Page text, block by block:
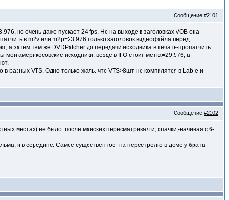
Сообщение #2101
но очень даже пускает 24 fps. Но на выходе в заголовках VOB она
в m2v или m2p=23.976 только заголовок видеофайла перед
а затем тем же DVDPatcher до передачи исходника в печать-пропатчить
америкосовские исходники: везде в IFO стоит метка=29.976, а
разных VTS. Одно только жаль, что VTS>8шт-не компилятся в Lab-е и
Сообщение #2102
местах) не было. после майских пересматривал и, опачки,-начиная с 6-
и в середине. Самое существенное- на перестрелке в доме у брата